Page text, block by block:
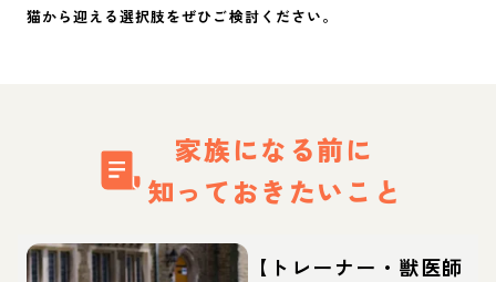
猫から迎える選択肢をぜひご検討ください。
家族になる前に
知っておきたいこと
【トレーナー・獣医師